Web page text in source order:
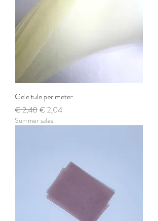
Gele tule per meter
Normale prijs
€ 2,40Verkoopprijs
€ 2,04
Summer sales